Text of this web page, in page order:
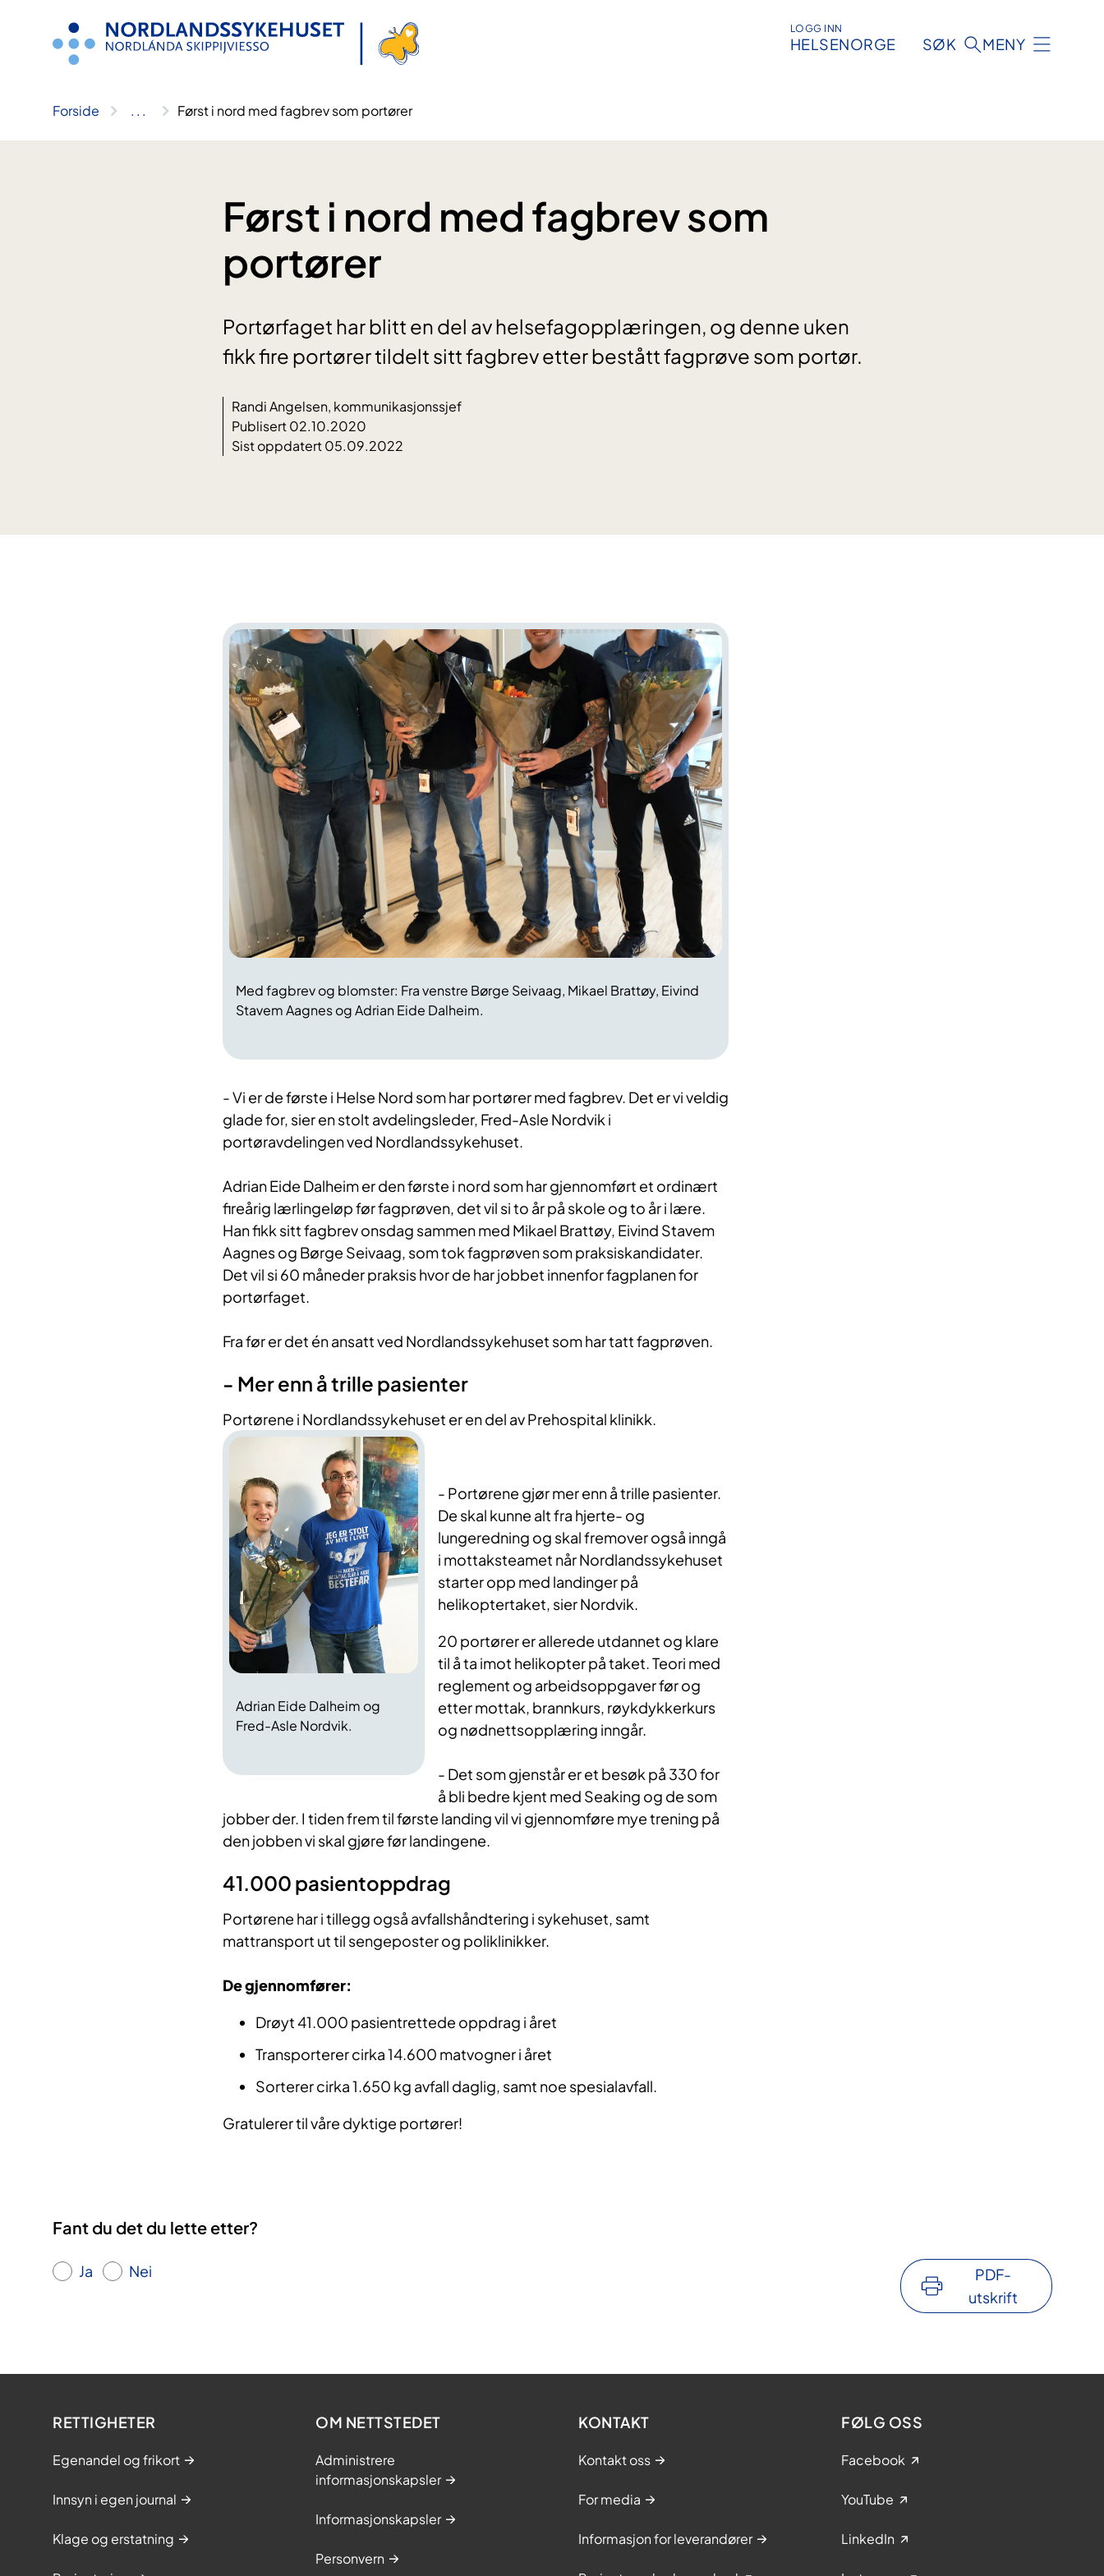
LOGG INN
HELSENORGE SØK MENY
Forside .. . Først i nord med fagbrev som portører
Først i nord med fagbrev som
portører
Portørfaget har blitt en del av helsefagopplæringen, og denne uken
fikk fire portører tildelt sitt fagbrev etter bestått fagprøve som portør.
Randi Angelsen, kommunikasjonssjef
Publisert 02.10.2020
Sist oppdatert 05.09.2022
Med fagbrev og blomster: Fra venstre Børge Seivaag, Mikael Brattøy, Eivind
Stavem Aagnes og Adrian Eide Dalheim.
- Vi er de første i Helse Nord som har portører med fagbrev. Det er vi veldig
glade for, sier en stolt avdelingsleder, Fred-Asle Nordvik i
portøravdelingen ved Nordlandssykehuset.
Adrian Eide Dalheim er den første i nord som har gjennomført et ordinært
fireårig lærlingeløp før fagprøven, det vil si to år på skole og to år i lære.
Han fikk sitt fagbrev onsdag sammen med Mikael Brattøy, Eivind Stavem
Aagnes og Børge Seivaag, som tok fagprøven som praksiskandidater.
Det vil si 60 måneder praksis hvor de har jobbet innenfor fagplanen for
portørfaget.
Fra før er det én ansatt ved Nordlandssykehuset som har tatt fagprøven.
- Mer enn å trille pasienter
Portørene i Nordlandssykehuset er en del av Prehospital klinikk.
Adrian Eide Dalheim og
Fred-Asle Nordvik.
- Portørene gjør mer enn å trille pasienter.
De skal kunne alt fra hjerte- og
lungeredning og skal fremover også inngå
i mottaksteamet når Nordlandssykehuset
starter opp med landinger på
helikoptertaket, sier Nordvik.
20 portører er allerede utdannet og klare
til å ta imot helikopter på taket. Teori med
reglement og arbeidsoppgaver før og
etter mottak, brannkurs, røykdykkerkurs
og nødnettsopplæring inngår.
- Det som gjenstår er et besøk på 330 for
å bli bedre kjent med Seaking og de som
jobber der. I tiden frem til første landing vil vi gjennomføre mye trening på
den jobben vi skal gjøre før landingene.
41.000 pasientoppdrag
Portørene har i tillegg også avfallshåndtering i sykehuset, samt
mattransport ut til sengeposter og poliklinikker.
De gjennomfører:
Drøyt 41.000 pasientrettede oppdrag i året
Transporterer cirka 14.600 matvogner i året
Sorterer cirka 1.650 kg avfall daglig, samt noe spesialavfall.
Gratulerer til våre dyktige portører!
Fant du det du lette etter?
Ja Nei
PDF-
utskrift
RETTIGHETER
Egenandel og frikort
Innsyn i egen journal
Klage og erstatning
OM NETTSTEDET
Administrere
informasjonskapsler
Informasjonskapsler
Personvern
KONTAKT
Kontakt oss
For media
Informasjon for leverandører
FØLG OSS
Facebook
YouTube
LinkedIn